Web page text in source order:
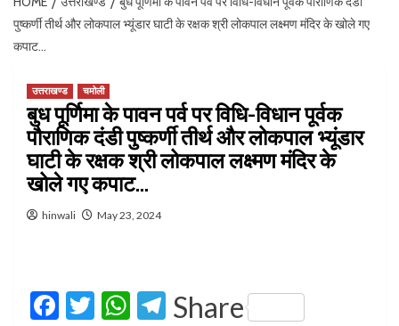
पुष्कर्णी तीर्थ और लोकपाल भ्यूंडार घाटी के रक्षक श्री लोकपाल लक्ष्मण मंदिर के खोले गए
कपाट…
उत्तराखण्ड चमोली
बुध पूर्णिमा के पावन पर्व पर विधि-विधान पूर्वक
पौराणिक दंडी पुष्कर्णी तीर्थ और लोकपाल भ्यूंडार
घाटी के रक्षक श्री लोकपाल लक्ष्मण मंदिर के
खोले गए कपाट…
hinwali May 23, 2024
Facebook
Twitter
WhatsApp
Telegram
Share